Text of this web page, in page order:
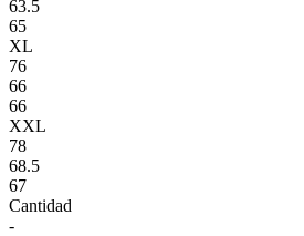
63.5
65
XL
76
66
66
XXL
78
68.5
67
Cantidad
-